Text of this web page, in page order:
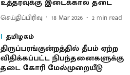
உத்தரவுக்கு இடைக்கால தடை
செய்திப்பிரிவு 18 Mar 2026 2 min read
தமிழகம்
திருப்பரங்குன்றத்தில் தீபம் ஏற்ற
விதிக்கப்பட்ட நிபந்தனைகளுக்கு
தடை கோரி மேல்முறையீடு